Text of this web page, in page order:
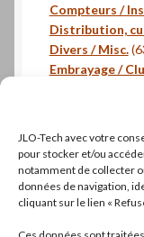
JLO-Tech avec votre
pour stocker et/ou
notamment de collecter
données de navigation,
cliquant sur le lien «
Compteurs /
Distribution,
Divers / Misc.
Embrayage /
Pistons,
- Roulements /
Transmission
Transmission